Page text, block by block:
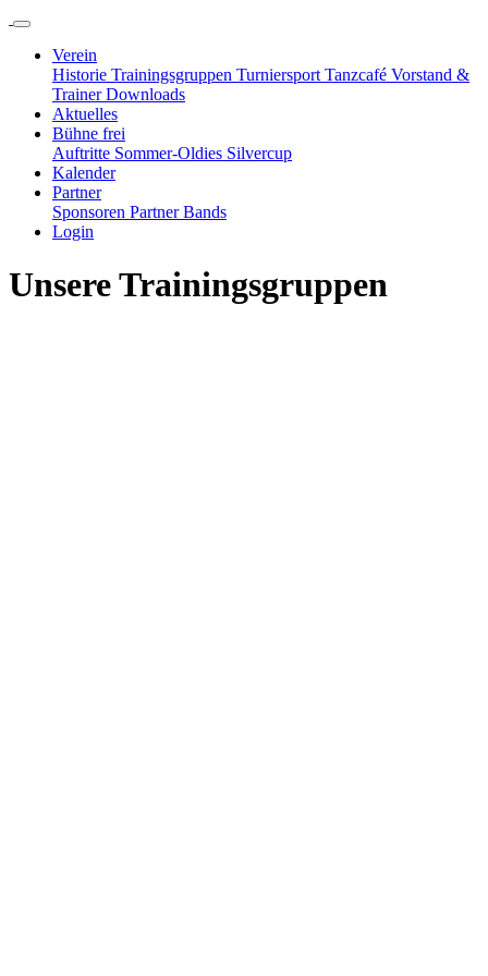
Verein
Historie Trainingsgruppen Turniersport Tanzcafé Vorstand &
Trainer Downloads
Aktuelles
Bühne frei
Auftritte Sommer-Oldies Silvercup
Kalender
Partner
Sponsoren Partner Bands
Login
Unsere Trainings­gruppen